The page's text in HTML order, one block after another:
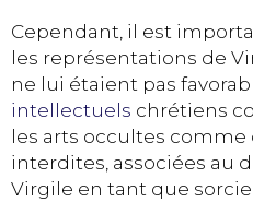
Cependant, il est
les représentations de
ne lui étaient pas
intellectuels chrétiens
les arts occultes
interdites, associées au
Virgile en tant que